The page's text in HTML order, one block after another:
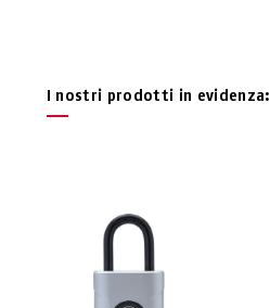
I nostri prodotti in evidenza: